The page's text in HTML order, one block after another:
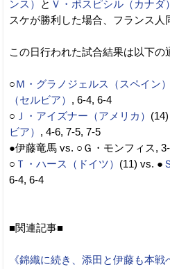
ンス）
と Ｖ・ポスピシル（カナダ）
スケが勝利した場合、フランス人
この日行われた試合結果は以下の
○Ｍ・グラノジェルス（スペイン）
（セルビア） , 6-4, 6-4
○ Ｊ・アイズナー（アメリカ）
ビア） , 4-6, 7-5, 7-5
●伊藤竜馬 vs. ○Ｇ・モンフィス,
○ Ｔ・ハース（ドイツ） (11) vs. ●
6-4, 6-4
■関連記事■
《錦織に続き、添田と伊藤も本戦